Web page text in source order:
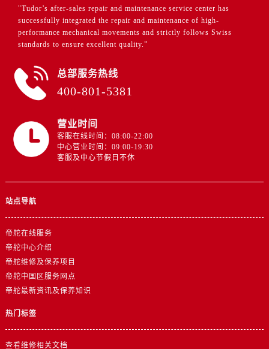
"Tudor’s after-sales repair and maintenance service center has
successfully integrated the repair and maintenance of high-
performance mechanical movements and strictly follows Swiss
standards to ensure excellent quality.”
总部服务热线
400-801-5381
营业时间
客服在线时间：08:00-22:00
中心营业时间：09:00-19:30
客服及中心节假日不休
站点导航
帝舵在线服务
帝舵中心介绍
帝舵维修及保养项目
帝舵中国区服务网点
帝舵最新资讯及保养知识
热门标签
查看维修相关文档